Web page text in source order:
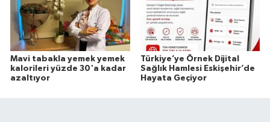
Mavi tabakla yemek yemek
kalorileri yüzde 30'a kadar
azaltıyor
Türkiye’ye Örnek Dijital
Sağlık Hamlesi Eskişehir’de
Hayata Geçiyor